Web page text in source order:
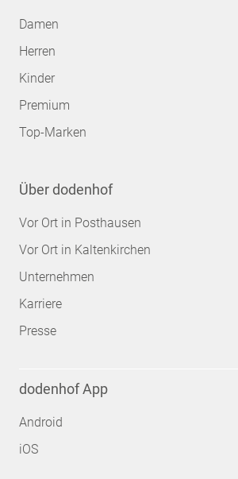
Damen
Herren
Kinder
Premium
Top-Marken
Über dodenhof
Vor Ort in Posthausen
Vor Ort in Kaltenkirchen
Unternehmen
Karriere
Presse
dodenhof App
Android
iOS